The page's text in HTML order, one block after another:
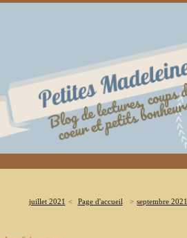
juillet 2021 Page d'accueil septembre 2021